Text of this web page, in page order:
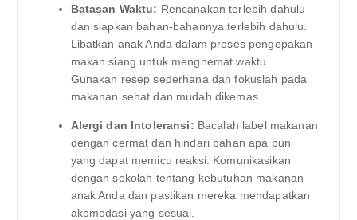
Batasan Waktu: Rencanakan terlebih dahulu
dan siapkan bahan-bahannya terlebih dahulu.
Libatkan anak Anda dalam proses pengepakan
makan siang untuk menghemat waktu.
Gunakan resep sederhana dan fokuslah pada
makanan sehat dan mudah dikemas.
Alergi dan Intoleransi: Bacalah label makanan
dengan cermat dan hindari bahan apa pun
yang dapat memicu reaksi. Komunikasikan
dengan sekolah tentang kebutuhan makanan
anak Anda dan pastikan mereka mendapatkan
akomodasi yang sesuai.